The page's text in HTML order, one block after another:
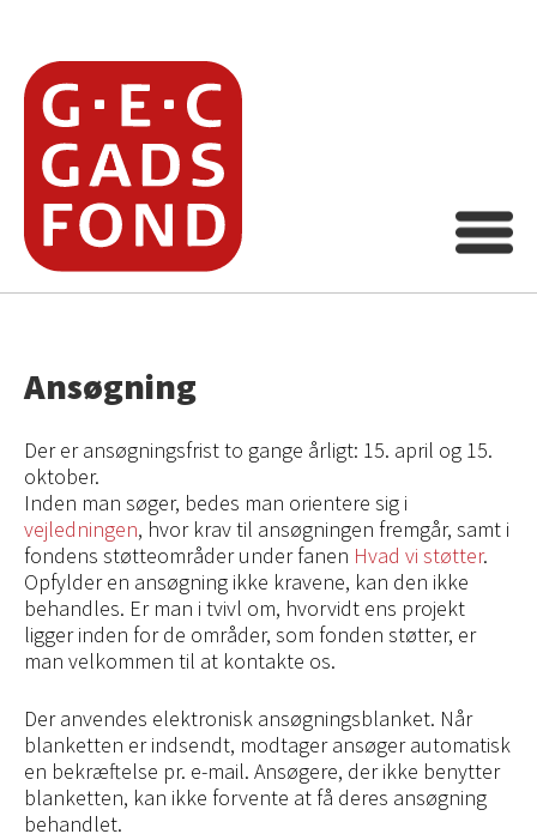
Ansøgning
Der er ansøgningsfrist to gange årligt: 15. april og 15.
oktober.
Inden man søger, bedes man orientere sig i
vejledningen, hvor krav til ansøgningen fremgår, samt i
fondens støtteområder under fanen Hvad vi støtter.
Opfylder en ansøgning ikke kravene, kan den ikke
behandles. Er man i tvivl om, hvorvidt ens projekt
ligger inden for de områder, som fonden støtter, er
man velkommen til at kontakte os.
Der anvendes elektronisk ansøgningsblanket. Når
blanketten er indsendt, modtager ansøger automatisk
en bekræftelse pr. e-mail. Ansøgere, der ikke benytter
blanketten, kan ikke forvente at få deres ansøgning
behandlet.